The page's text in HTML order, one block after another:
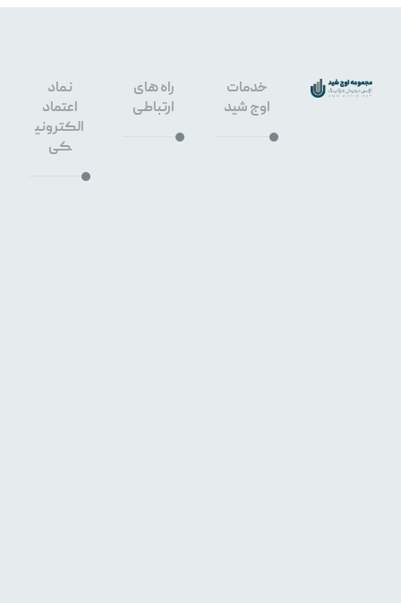
خدمات
اوج شید
راه های
ارتباطی
نماد
اعتماد
الکترونی
کی